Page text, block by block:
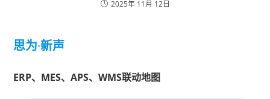
2025年 11月 12日
思为·新声
ERP、MES、APS、WMS联动地图